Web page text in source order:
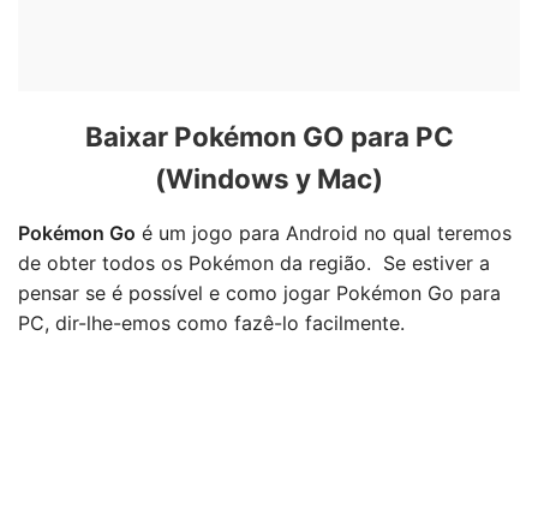
Baixar Pokémon GO para PC
(Windows y Mac)
Pokémon Go é um jogo para Android no qual teremos
de obter todos os Pokémon da região. Se estiver a
pensar se é possível e como jogar Pokémon Go para
PC, dir-lhe-emos como fazê-lo facilmente.